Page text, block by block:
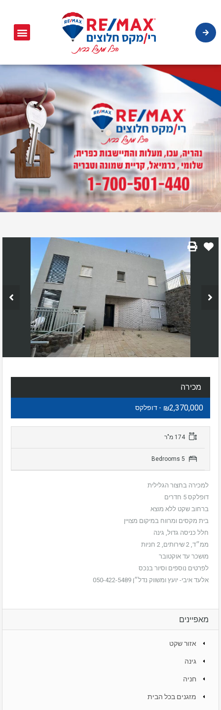
מכירה
₪2,370,000 - דופלקס
174 מ"ר
למכירה בחצור הגלילית
דופלקס 5 חדרים
ברחוב שקט ללא מוצא
בית מקסים ומרווח במיקום מצויין
חלל כניסה גדול, גינה
ממ״ד, 2 שירותים, 2 חניות
מושכר עד אוקטובר
לפרטים נוספים וסיור בנכס
אלעד איבי- יועץ ומשווק נדל״ן 050-422-5489
מאפיינים
אזור שקט
גינה
חניה
מזגנים בכל הבית